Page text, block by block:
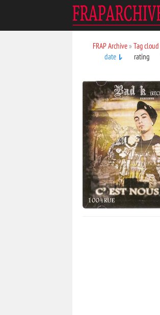
FRAP Archive» Tag cloud
date
rating